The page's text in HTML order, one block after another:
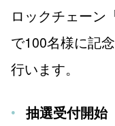
ロックチェーン
で100名様に記
行います。
抽選受付開始